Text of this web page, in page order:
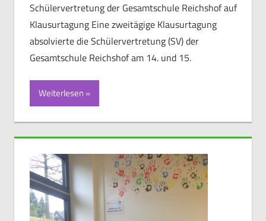
Schülervertretung der Gesamtschule Reichshof auf
Klausurtagung Eine zweitägige Klausurtagung
absolvierte die Schülervertretung (SV) der
Gesamtschule Reichshof am 14. und 15.
Weiterlesen